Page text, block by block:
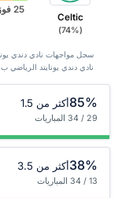
25 فوز
Celtic
(74%)
نادي دندي يونايتد الرياضي ب 3 و فاز نادي سلتيك ب 25 . انتهت 6 مباريات بالتعادل.
85%أكثر من 1.5
29 / 34 المباريات
38%أكثر من 3.5
13 / 34 المباريات